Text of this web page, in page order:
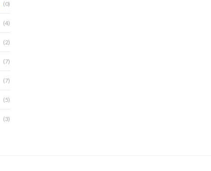
(0)
(4)
(2)
(7)
(7)
(5)
(3)